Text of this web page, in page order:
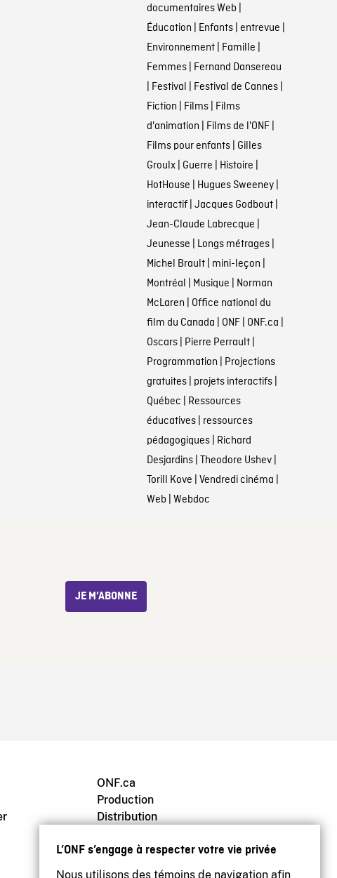
L’ONF s’engage à respecter votre vie privée
Nous utilisons des témoins de navigation afin
documentaires Web |
Éducation | Enfants| entrevue |
Environnement| Famille |
Femmes| Fernand Dansereau
| Festival | Festival de Cannes|
Fiction | Films| Films
d'animation | Films de l'ONF|
Films pour enfants| Gilles
Groulx| Guerre | Histoire |
HotHouse | Hugues Sweeney|
interactif| Jacques Godbout|
Jean-Claude Labrecque |
Jeunesse | Longs métrages|
Michel Brault| mini-leçon |
Montréal | Musique | Norman
McLaren | Office national du
film du Canada | ONF| ONF.ca |
Oscars| Pierre Perrault|
Programmation | Projections
gratuites| projets interactifs|
Québec | Ressources
éducatives| ressources
pédagogiques| Richard
Desjardins| Theodore Ushev|
Torill Kove | Vendredi cinéma |
Web | Webdoc
JE M’ABONNE
ONF.ca
Production
Distribution
Archives